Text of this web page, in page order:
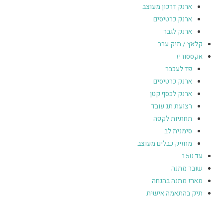
ארנק דרכון מעוצב
ארנק כרטיסים
ארנק לגבר
קלאץ / תיק ערב
אקססוריז
פד לעכבר
ארנק כרטיסים
ארנק לכסף קטן
רצועת תג עובד
תחתיות לקפה
סימנית לב
מחזיק כבלים מעוצב
עד 150
שובר מתנה
מארז מתנה בהנחה
תיק בהתאמה אישית